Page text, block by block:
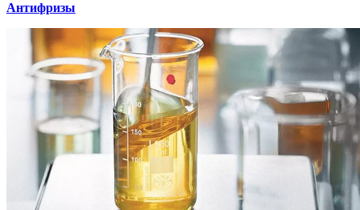
Антифризы